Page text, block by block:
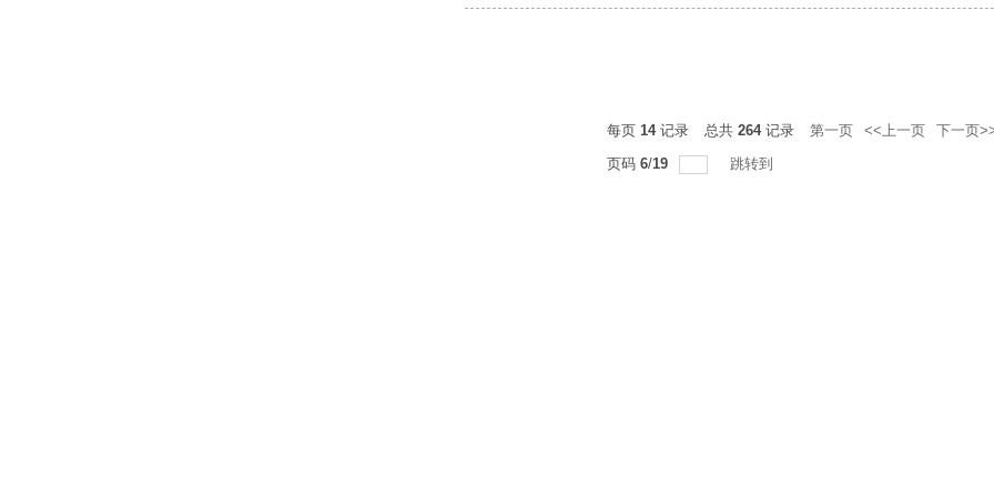
每页 14记录 总共 264记录 第一页 <<上一页
下一页
页码 6/19 跳转到